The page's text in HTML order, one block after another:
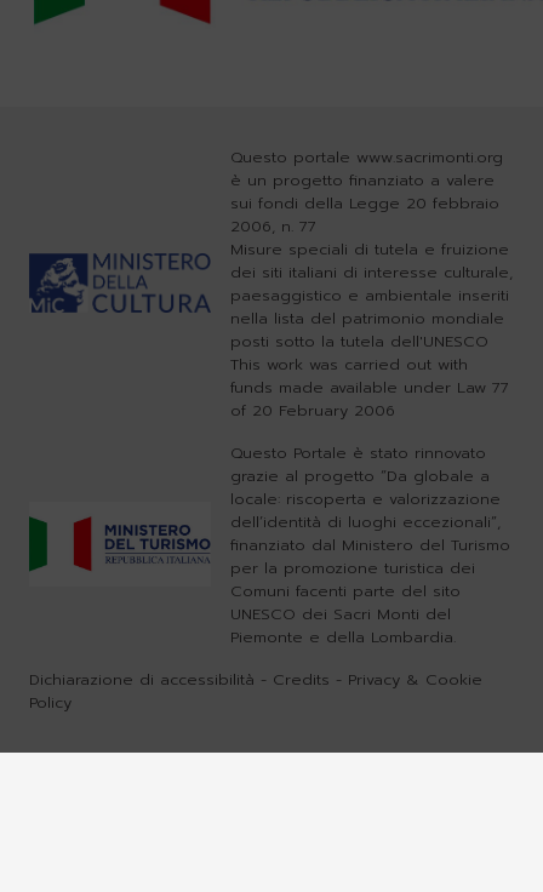
Questo portale www.sacrimonti.org
è un progetto finanziato a valere
sui fondi della Legge 20 febbraio
2006, n. 77
Misure speciali di tutela e fruizione
dei siti italiani di interesse culturale,
paesaggistico e ambientale inseriti
nella lista del patrimonio mondiale
posti sotto la tutela dell'UNESCO
This work was carried out with
funds made available under Law 77
of 20 February 2006
Questo Portale è stato rinnovato
grazie al progetto “Da globale a
locale: riscoperta e valorizzazione
dell’identità di luoghi eccezionali”,
finanziato dal Ministero del Turismo
per la promozione turistica dei
Comuni facenti parte del sito
UNESCO dei Sacri Monti del
Piemonte e della Lombardia.
Dichiarazione di accessibilità - Credits - Privacy & Cookie
Policy